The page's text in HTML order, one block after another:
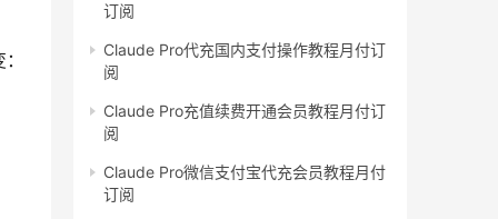
订阅
Claude Pro代充国内支付操作教程月付订
阅
Claude Pro充值续费开通会员教程月付订
阅
Claude Pro微信支付宝代充会员教程月付
订阅